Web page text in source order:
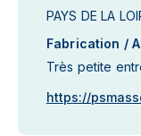
PAYS DE LA
Fabrication /
Très petite
https://